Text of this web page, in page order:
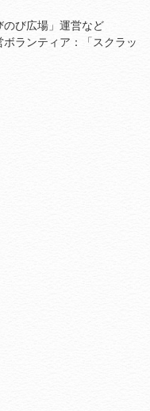
のび広場」運営など
ランティア：「スクラッ